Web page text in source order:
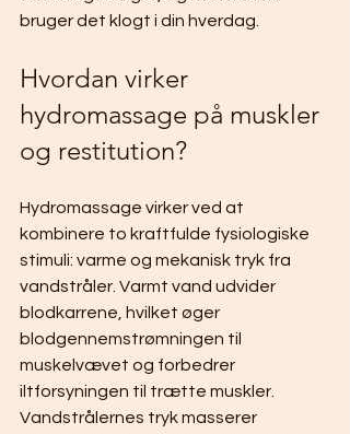
bruger det klogt i din hverdag.
Hvordan virker
hydromassage på muskler
og restitution?
Hydromassage virker ved at
kombinere to kraftfulde fysiologiske
stimuli: varme og mekanisk tryk fra
vandstråler. Varmt vand udvider
blodkarrene, hvilket øger
blodgennemstrømningen til
muskelvævet og forbedrer
iltforsyningen til trætte muskler.
Vandstrålernes tryk masserer